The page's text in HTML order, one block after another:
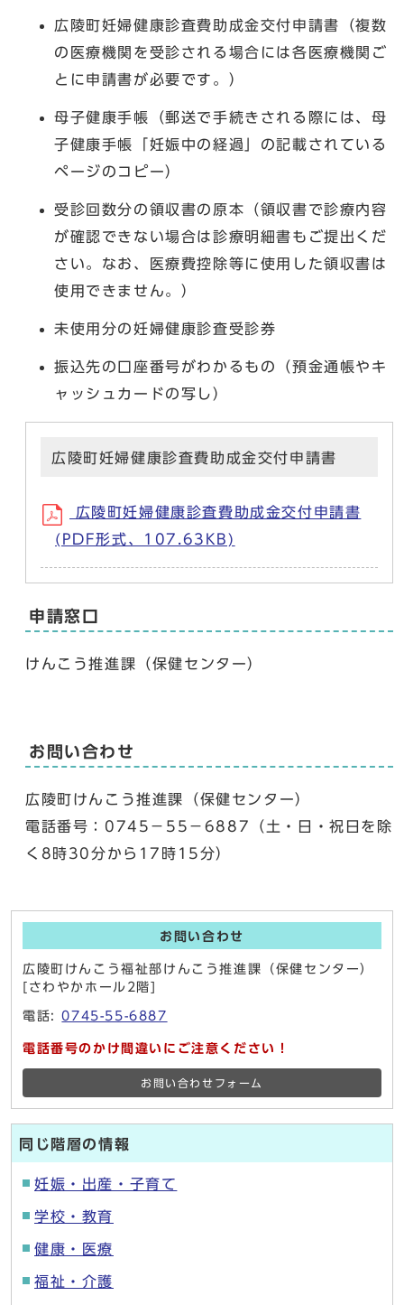
広陵町妊婦健康診査費助成金交付申請書（複数
の医療機関を受診される場合には各医療機関ご
とに申請書が必要です。）
母子健康手帳（郵送で手続きされる際には、母
子健康手帳「妊娠中の経過」の記載されている
ページのコピー）
受診回数分の領収書の原本（領収書で診療内容
が確認できない場合は診療明細書もご提出くだ
さい。なお、医療費控除等に使用した領収書は
使用できません。）
未使用分の妊婦健康診査受診券
振込先の口座番号がわかるもの（預金通帳やキ
ャッシュカードの写し）
広陵町妊婦健康診査費助成金交付申請書
広陵町妊婦健康診査費助成金交付申請書
(PDF形式、107.63KB)
申請窓口
けんこう推進課（保健センター）
お問い合わせ
広陵町けんこう推進課（保健センター）
電話番号：0745－55－6887（土・日・祝日を除
く8時30分から17時15分）
お問い合わせ
広陵町けんこう福祉部けんこう推進課（保健センター）
[さわやかホール2階]
電話:0745-55-6887
電話番号のかけ間違いにご注意ください！
お問い合わせフォーム
同じ階層の情報
妊娠・出産・子育て
学校・教育
健康・医療
福祉・介護